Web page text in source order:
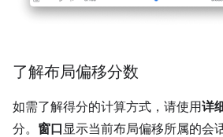
了解布局偏移分数
如需了解得分的计算方式，请使用详
分。 窗口 显示当前布局偏移所属的会